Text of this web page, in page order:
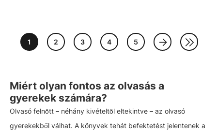
1 2 3 4 5
Miért olyan fontos az olvasás a
gyerekek számára?
Olvasó felnőtt – néhány kivételtől eltekintve – az olvasó
gyerekekből válhat. A könyvek tehát befektetést jelentenek a